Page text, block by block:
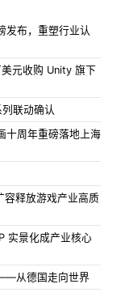
发布，重塑行业认
元收购 Unity 旗下
联动确认
十周年重磅落地上海
容释放游戏产业高质
实景化成产业核心
从德国走向世界